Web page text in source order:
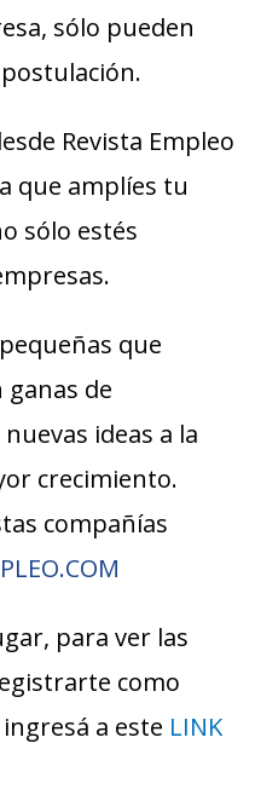
sólo pueden
Revista Empleo
que amplíes tu
sólo estés
que
de
ideas a la
crecimiento.
compañías
para ver las
como
a este LINK